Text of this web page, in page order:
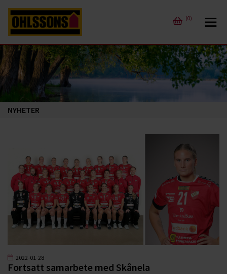
(0)
NYHETER
2022-01-28
Fortsatt samarbete med Skånela